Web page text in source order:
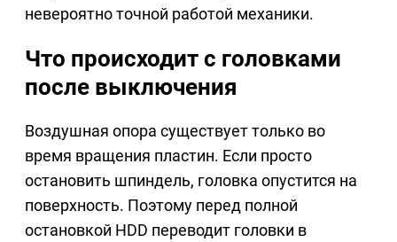
невероятно точной работой механики.
Что происходит с головками
после выключения
Воздушная опора существует только во
время вращения пластин. Если просто
остановить шпиндель, головка опустится на
поверхность. Поэтому перед полной
остановкой HDD переводит головки в